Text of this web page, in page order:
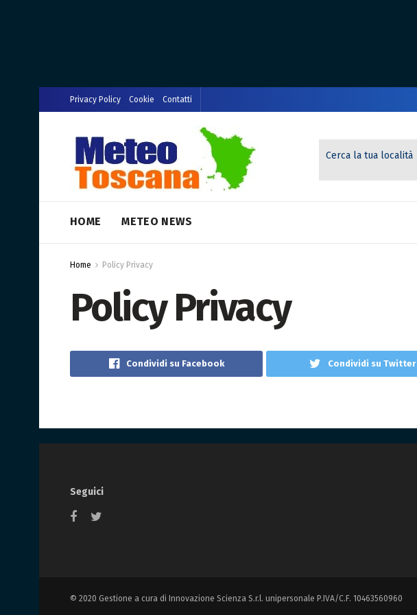
Privacy Policy Cookie Contatti
Cerca la tua località
HOME METEO NEWS
Home Policy Privacy
Policy Privacy
Condividi su Facebook Condividi su Twitter
Seguici
© 2020 Gestione a cura di Innovazione Scienza S.r.l. unipersonale P.IVA/C.F. 10463560960